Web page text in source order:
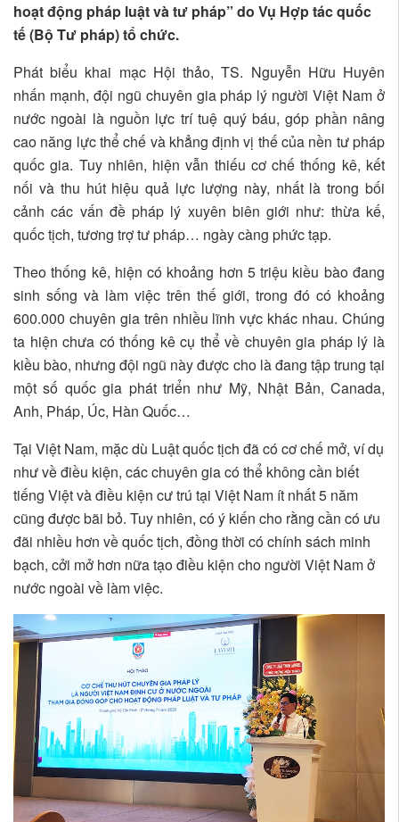
hoạt động pháp luật và tư pháp” do Vụ Hợp tác quốc
tế (Bộ Tư pháp) tổ chức.
Phát biểu khai mạc Hội thảo, TS. Nguyễn Hữu Huyên
nhấn mạnh, đội ngũ chuyên gia pháp lý người Việt Nam ở
nước ngoài là nguồn lực trí tuệ quý báu, góp phần nâng
cao năng lực thể chế và khẳng định vị thế của nền tư pháp
quốc gia. Tuy nhiên, hiện vẫn thiếu cơ chế thống kê, kết
nối và thu hút hiệu quả lực lượng này, nhất là trong bối
cảnh các vấn đề pháp lý xuyên biên giới như: thừa kế,
quốc tịch, tương trợ tư pháp… ngày càng phức tạp.
Theo thống kê, hiện có khoảng hơn 5 triệu kiều bào đang
sinh sống và làm việc trên thế giới, trong đó có khoảng
600.000 chuyên gia trên nhiều lĩnh vực khác nhau. Chúng
ta hiện chưa có thống kê cụ thể về chuyên gia pháp lý là
kiều bào, nhưng đội ngũ này được cho là đang tập trung tại
một số quốc gia phát triển như Mỹ, Nhật Bản, Canada,
Anh, Pháp, Úc, Hàn Quốc…
Tại Việt Nam, mặc dù Luật quốc tịch đã có cơ chế mở, ví dụ
như về điều kiện, các chuyên gia có thể không cần biết
tiếng Việt và điều kiện cư trú tại Việt Nam ít nhất 5 năm
cũng được bãi bỏ. Tuy nhiên, có ý kiến cho rằng cần có ưu
đãi nhiều hơn về quốc tịch, đồng thời có chính sách minh
bạch, cởi mở hơn nữa tạo điều kiện cho người Việt Nam ở
nước ngoài về làm việc.